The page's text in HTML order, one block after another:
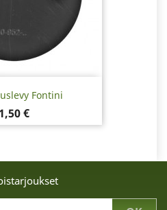
Fontini
Hinta
1,50 €